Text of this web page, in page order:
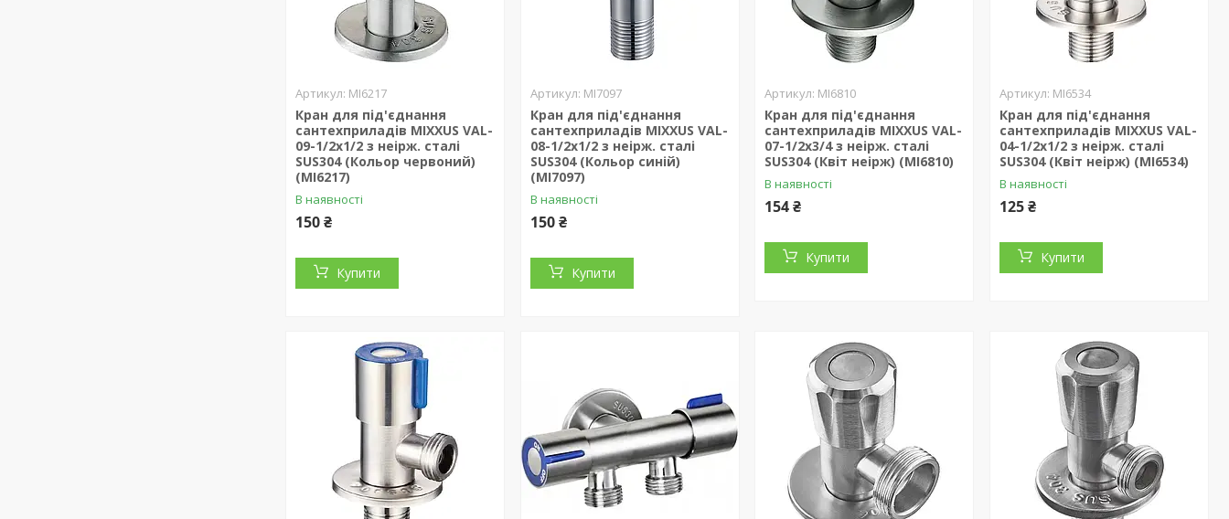
MI6217
Кран для під'єднання
сантехприладів MIXXUS VAL-
09-1/2x1/2 з неірж. сталі
SUS304 (Кольор червоний)
(MI6217)
В наявності
150 ₴
Купити
MI7097
Кран для під'єднання
сантехприладів MIXXUS VAL-
08-1/2x1/2 з неірж. сталі
SUS304 (Кольор синій)
(MI7097)
В наявності
150 ₴
Купити
MI6810
Кран для під'єднання
сантехприладів MIXXUS VAL-
07-1/2x3/4 з неірж. сталі
SUS304 (Квіт неірж) (MI6810)
В наявності
154 ₴
Купити
MI6534
Кран для під'єднання
сантехприладів MIXXUS VAL-
04-1/2x1/2 з неірж. сталі
SUS304 (Квіт неірж) (MI6534)
В наявності
125 ₴
Купити